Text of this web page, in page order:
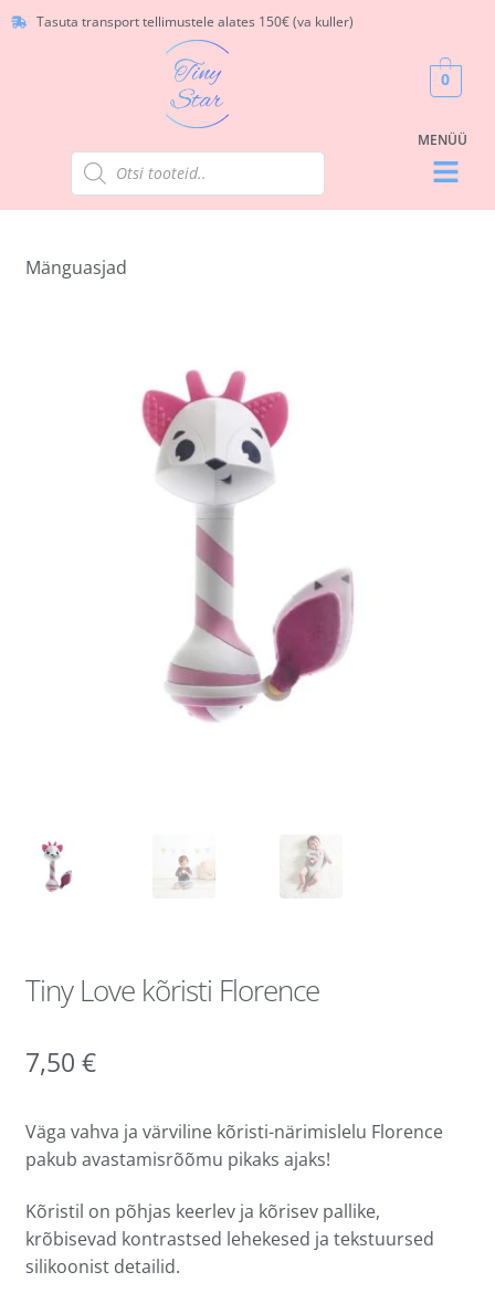
Tasuta transport tellimustele alates 150€ (va kuller)
0
Mänguasjad
Tiny Love kõristi Florence
7,50 €
Väga vahva ja värviline kõristi-närimislelu Florence
pakub avastamisrõõmu pikaks ajaks!
Kõristil on põhjas keerlev ja kõrisev pallike,
krõbisevad kontrastsed lehekesed ja tekstuursed
silikoonist detailid.